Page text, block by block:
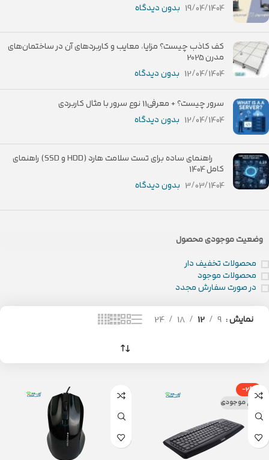
19/04/1404 بدون دیدگاه
کف کاذب چیست؟ مزایا، معایب و کاربردهای آن در ساختمان‌های
مدرن 2025
12/04/1404 بدون دیدگاه
سرور چیست؟ + معرفی11 نوع سرور با مثال کاربردی
12/04/1404 بدون دیدگاه
راهنمای ساده برای تست سلامت هارد (HDD و SSD) راهنمای
کامل 1404
3/03/1404 بدون دیدگاه
وضعیت موجودی محصول
محصولات تخفیف دار
محصولات موجود
در صورت سفارش مجدد
نمایش 9
12
18
24
-2%
اتمام موجودی